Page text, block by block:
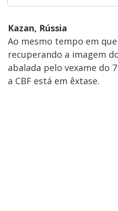
Kazan, Rússia
Ao mesmo tempo em
recuperando a imagem
abalada pelo vexame do
a CBF está em êxtase.